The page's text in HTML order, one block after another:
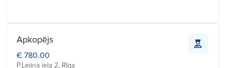
Apkopējs
€ 780.00
P.Lejiņa iela 2, Rīga